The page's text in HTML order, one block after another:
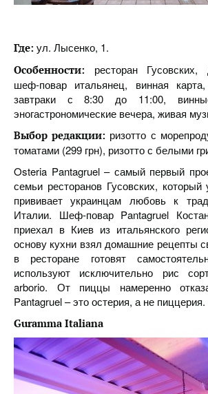
Где: ул. Лысенко, 1.
Особенности: ресторан
шеф-повар итальянец, винная
завтраки с 8:30 до 11:00,
эногастрономические вечера, живая
Выбор редакции: ризотто с
томатами (299 грн), ризотто с белыми
Osteria Pantagruel – самый первый
семьи ресторанов Гусовских,
прививает украинцам любовь к
Италии. Шеф-повар Pantagruel
приехал в Киев из итальянского
основу кухни взял домашние рецепты
в ресторане готовят
используют исключительно рис
arborio. От пиццы намеренно
Pantagruel – это остерия, а не пиццерия.
Guramma Italiana